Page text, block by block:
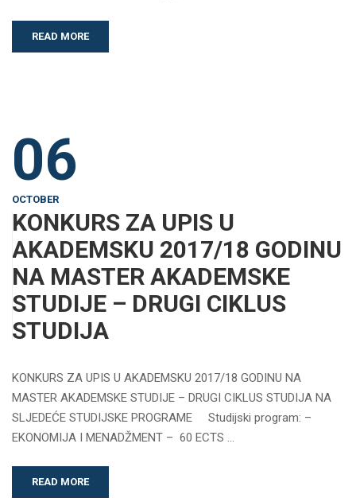
READ MORE
06
OCTOBER
KONKURS ZA UPIS U
AKADEMSKU 2017/18 GODINU
NA MASTER AKADEMSKE
STUDIJE – DRUGI CIKLUS
STUDIJA
KONKURS ZA UPIS U AKADEMSKU 2017/18 GODINU NA
MASTER AKADEMSKE STUDIJE – DRUGI CIKLUS STUDIJA NA
SLJEDEĆE STUDIJSKE PROGRAME Studijski program: –
EKONOMIJA I MENADŽMENT – 60 ECTS …
READ MORE